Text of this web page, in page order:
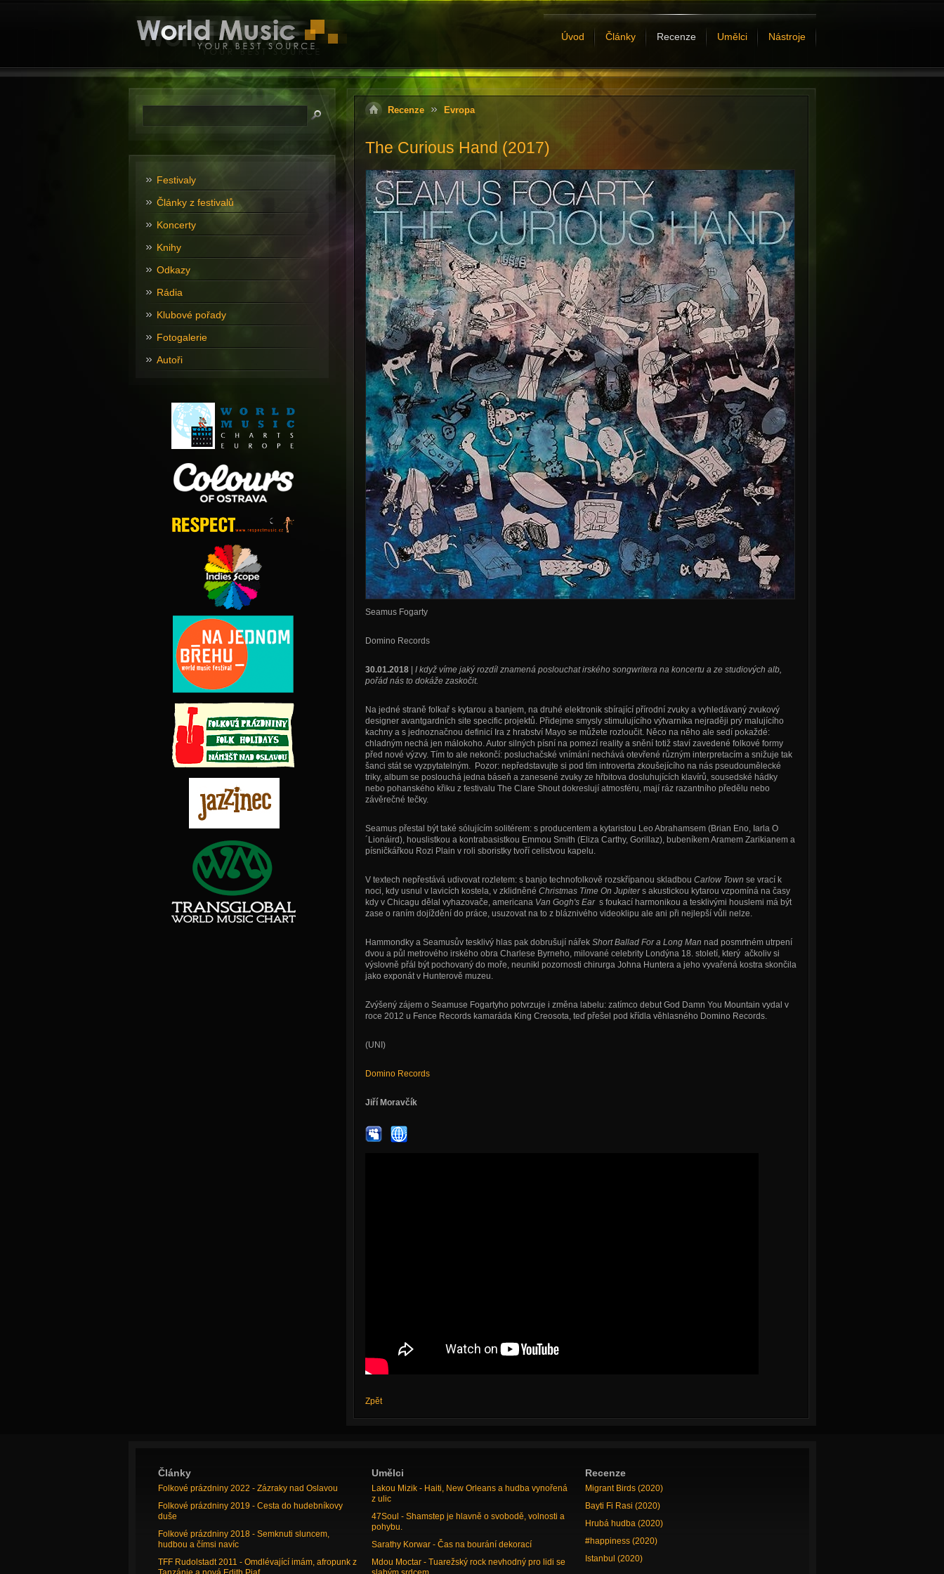
Úvod Články Recenze Umělci Nástroje
Recenze Evropa
The Curious Hand (2017)
Seamus Fogarty
Domino Records
30.01.2018| I když víme jaký rozdíl znamená poslouchat irského songwritera na koncertu a ze studiových alb,
pořád nás to dokáže zaskočit.
Na jedné straně folkař s kytarou a banjem, na druhé elektronik sbírající přírodní zvuky a vyhledávaný zvukový
designer avantgardních site specific projektů. Přidejme smysly stimulujícího výtvarníka nejraději prý malujícího
kachny a s jednoznačnou definicí Ira z hrabství Mayo se můžete rozloučit. Něco na něho ale sedí pokaždé:
chladným nechá jen málokoho. Autor silných písní na pomezí reality a snění totiž staví zavedené folkové formy
před nové výzvy. Tím to ale nekončí: posluchačské vnímání nechává otevřené různým interpretacím a snižuje tak
šanci stát se vyzpytatelným. Pozor: nepředstavujte si pod tím introverta zkoušejícího na nás pseudoumělecké
triky, album se poslouchá jedna báseň a zanesené zvuky ze hřbitova dosluhujících klavírů, sousedské hádky
nebo pohanského křiku z festivalu The Clare Shout dokreslují atmosféru, mají ráz razantního předělu nebo
závěrečné tečky.
Seamus přestal být také sólujícím solitérem: s producentem a kytaristou Leo Abrahamsem (Brian Eno, Iarla O
´Lionáird), houslistkou a kontrabasistkou Emmou Smith (Eliza Carthy, Gorillaz), bubeníkem Aramem Zarikianem a
písničkářkou Rozi Plain v roli sboristky tvoří celistvou kapelu.
V textech nepřestává udivovat rozletem: s banjo technofolkově rozskřípanou skladbou Carlow Town se vrací k
noci, kdy usnul v lavicích kostela, v zklidněné Christmas Time On Jupiters akustickou kytarou vzpomíná na časy
kdy v Chicagu dělal vyhazovače, americana Van Gogh's Ears foukací harmonikou a tesklivými houslemi má být
zase o raním dojíždění do práce, usuzovat na to z bláznivého videoklipu ale ani při nejlepší vůli nelze.
Hammondky a Seamusův tesklivý hlas pak dobrušují nářek Short Ballad For a Long Man nad posmrtném utrpení
dvou a půl metrového irského obra Charlese Byrneho, milované celebrity Londýna 18. století, který ačkoliv si
výslovně přál být pochovaný do moře, neunikl pozornosti chirurga Johna Huntera a jeho vyvařená kostra skončila
jako exponát v Hunterově muzeu.
Zvýšený zájem o Seamuse Fogartyho potvrzuje i změna labelu: zatímco debut God Damn You Mountain vydal v
roce 2012 u Fence Records kamaráda King Creosota, teď přešel pod křídla věhlasného Domino Records.
(UNI)
Domino Records
Jiří Moravčík
Zpět
Festivaly
Články z festivalů
Koncerty
Knihy
Odkazy
Rádia
Klubové pořady
Fotogalerie
Autoři
Články
Folkové prázdniny 2022 - Zázraky nad Oslavou
Folkové prázdniny 2019 - Cesta do hudebníkovy
duše
Folkové prázdniny 2018 - Semknuti sluncem,
hudbou a čímsi navíc
TFF Rudolstadt 2011 - Omdlévající imám, afropunk z
Umělci
Lakou Mizik - Haiti, New Orleans a hudba vynořená
z ulic
47Soul - Shamstep je hlavně o svobodě, volnosti a
pohybu.
Sarathy Korwar - Čas na bourání dekorací
Mdou Moctar - Tuarežský rock nevhodný pro lidi se
Recenze
Migrant Birds (2020)
Bayti Fi Rasi (2020)
Hrubá hudba (2020)
#happiness (2020)
Istanbul (2020)